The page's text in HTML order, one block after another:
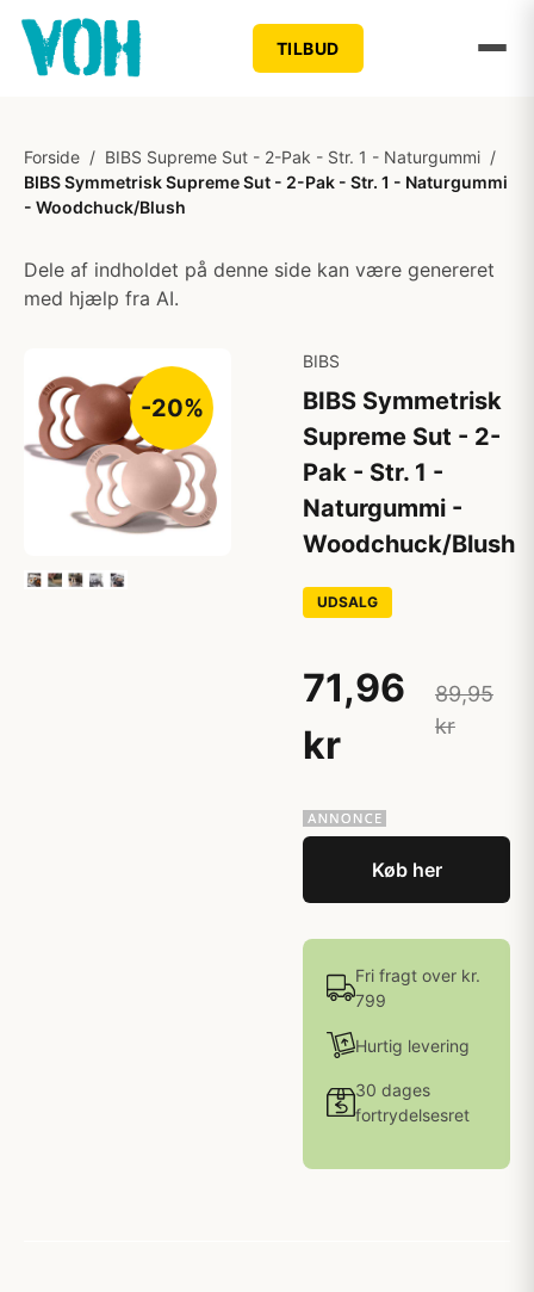
TILBUD
Forside / BIBS Supreme Sut - 2-Pak - Str. 1 - Naturgummi /
BIBS Symmetrisk Supreme Sut - 2-Pak - Str. 1 - Naturgummi
- Woodchuck/Blush
Dele af indholdet på denne side kan være genereret
med hjælp fra AI.
-20%
BIBS
BIBS Symmetrisk
Supreme Sut - 2-
Pak - Str. 1 -
Naturgummi -
Woodchuck/Blush
UDSALG
71,96
kr
89,95
kr
Køb her
Fri fragt over kr.
799
Hurtig levering
30 dages
fortrydelsesret